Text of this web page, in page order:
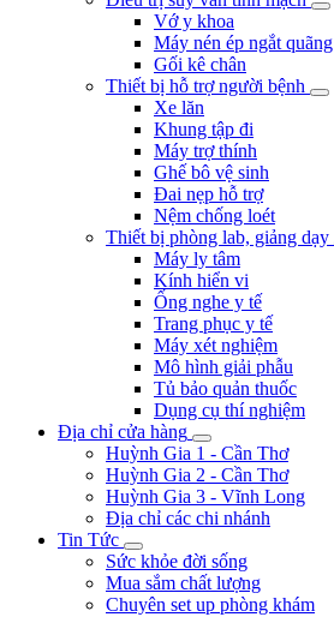
Vớ y khoa
Máy nén ép ngắt quãng
Gối kê chân
Thiết bị hỗ trợ người bệnh
Xe lăn
Khung tập đi
Máy trợ thính
Ghế bô vệ sinh
Đai nẹp hỗ trợ
Nệm chống loét
Thiết bị phòng lab, giảng dạy
Máy ly tâm
Kính hiển vi
Ống nghe y tế
Trang phục y tế
Máy xét nghiệm
Mô hình giải phẫu
Tủ bảo quản thuốc
Dụng cụ thí nghiệm
Địa chỉ cửa hàng
Huỳnh Gia 1 - Cần Thơ
Huỳnh Gia 2 - Cần Thơ
Huỳnh Gia 3 - Vĩnh Long
Địa chỉ các chi nhánh
Tin Tức
Sức khỏe đời sống
Mua sắm chất lượng
Chuyên set up phòng khám